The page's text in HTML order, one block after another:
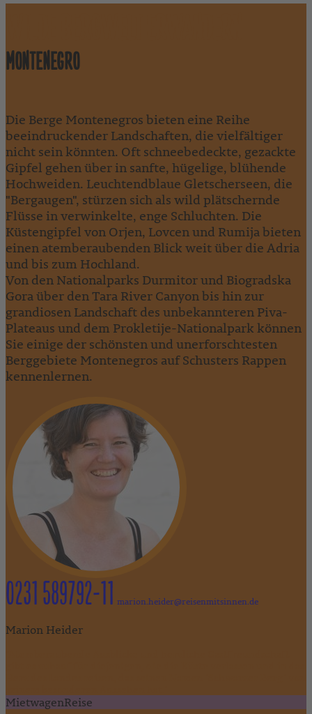
MONTENEGRO
Die Berge Montenegros bieten eine Reihe
beeindruckender Landschaften, die vielfältiger
nicht sein könnten. Oft schneebedeckte, gezackte
Gipfel gehen über in sanfte, hügelige, blühende
Hochweiden. Leuchtendblaue Gletscherseen, die
"Bergaugen", stürzen sich als wild plätschernde
Flüsse in verwinkelte, enge Schluchten. Die
Küstengipfel von Orjen, Lovcen und Rumija bieten
einen atemberaubenden Blick weit über die Adria
und bis zum Hochland.
Von den Nationalparks Durmitor und Biogradska
Gora über den Tara River Canyon bis hin zur
grandiosen Landschaft des unbekannteren Piva-
Plateaus und dem Prokletije-Nationalpark können
Sie einige der schönsten und unerforschtesten
Berggebiete Montenegros auf Schusters Rappen
kennenlernen.
0231 589792-11 marion.heider@reisenmitsinnen.de
Marion Heider
MietwagenReise